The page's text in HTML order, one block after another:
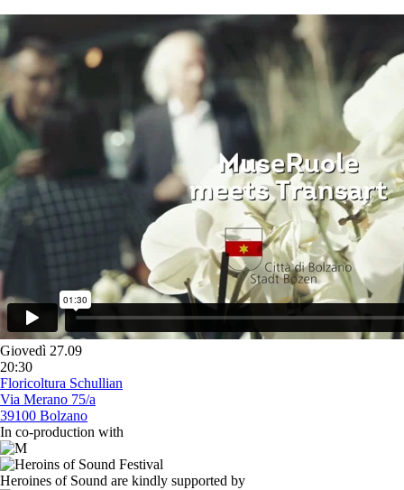
Giovedì 27.09
20:30
Floricoltura Schullian
Via Merano 75/a
39100 Bolzano
In co-production with
Heroines of Sound are kindly supported by